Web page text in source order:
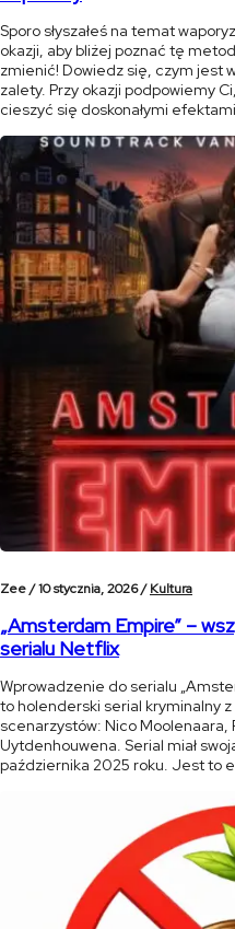
Sporo słyszałeś na temat
okazji, aby bliżej poznać tę
zmienić! Dowiedz się, czym jest
zalety. Przy okazji podpowiemy
cieszyć się doskonałymi
Zee /10 stycznia, 2026 /Kultura
„Amsterdam Empire” –
serialu Netflix
Wprowadzenie do serialu
to holenderski serial kryminalny
scenarzystów: Nico Moolenaara,
Uytdenhouwena. Serial miał
października 2025 roku. Jest to
konopnej. Serial łączy w sobie